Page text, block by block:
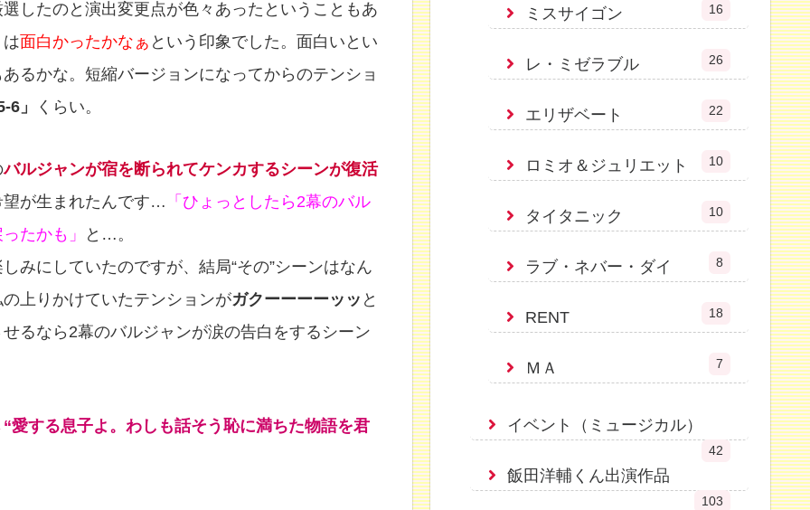
したのと演出変更点が色々あったということもあ
面白かったかなぁ という印象でした。面白いとい
るかな。短縮バージョンになってからのテンショ
6」
くらい。
バルジャンが宿を断られてケンカするシーンが復活
望が生まれたんです… 「ひょっとしたら2幕のバル
たかも」
と…。
みにしていたのですが、結局“その”シーンはなん
上りかけていたテンションがガクーーーーッッ と
るなら2幕のバルジャンが涙の告白をするシーン
“愛する息子よ。わしも話そう恥に満ちた物語を君
ミスサイゴン 16
レ・ミゼラブル 26
エリザベート 22
ロミオ＆ジュリエット 10
タイタニック 10
ラブ・ネバー・ダイ 8
RENT 18
ＭＡ 7
イベント（ミュージカル）
42
飯田洋輔くん出演作品
103